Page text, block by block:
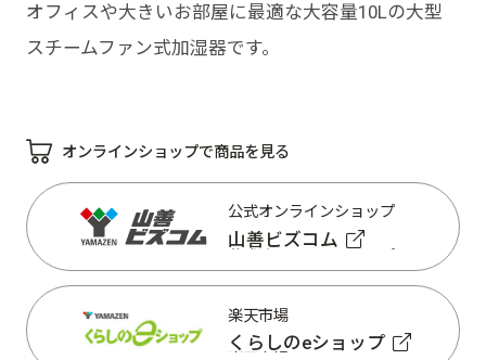
オフィスや大きいお部屋に最適な大容量10Lの大型
スチームファン式加湿器です。
オンラインショップで商品を見る
公式オンラインショップ
山善ビズコム
山善ビズコム
楽天市場
くらしのeショップ